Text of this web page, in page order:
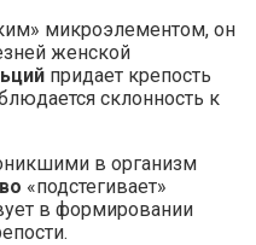
микроэлементом, он
женской
придает крепость
склонность к
в организм
«подстегивает»
в формировании